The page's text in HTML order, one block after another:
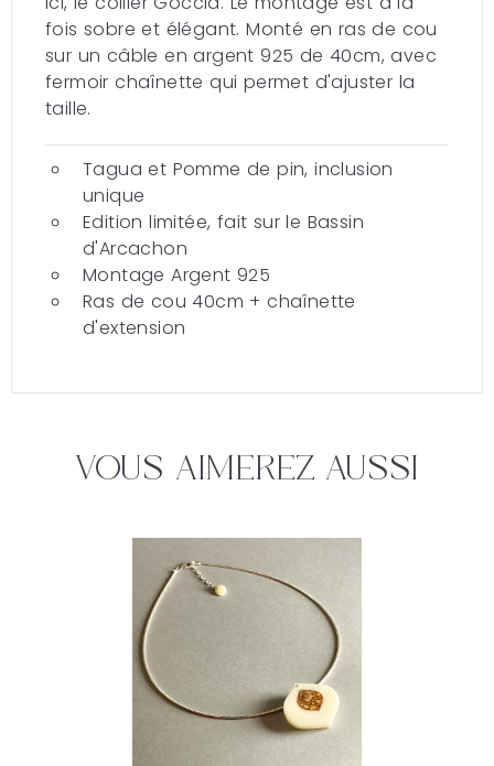
fois sobre et élégant. Monté en ras de cou
sur un câble en argent 925 de 40cm, avec
fermoir chaînette qui permet d'ajuster la
taille.
Tagua et Pomme de pin, inclusion
unique
Edition limitée, fait sur le Bassin
d'Arcachon
Montage Argent 925
Ras de cou 40cm + chaînette
d'extension
Vous Aimerez Aussi